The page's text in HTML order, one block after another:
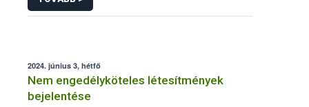
2024. június 3, hétfő
Nem engedélyköteles létesítmények
bejelentése